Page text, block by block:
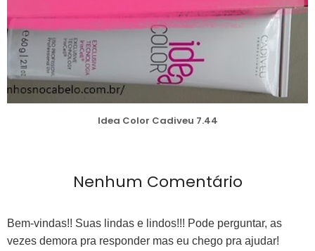
Idea Color Cadiveu 7.44
Nenhum Comentário
Bem-vindas!! Suas lindas e lindos!!! Pode perguntar, as
vezes demora pra responder mas eu chego pra ajudar!